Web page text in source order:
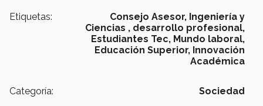
Etiquetas: Consejo Asesor, Ingeniería y
Ciencias , desarrollo profesional,
Estudiantes Tec, Mundo laboral,
Educación Superior, Innovación
Académica
Categoría: Sociedad